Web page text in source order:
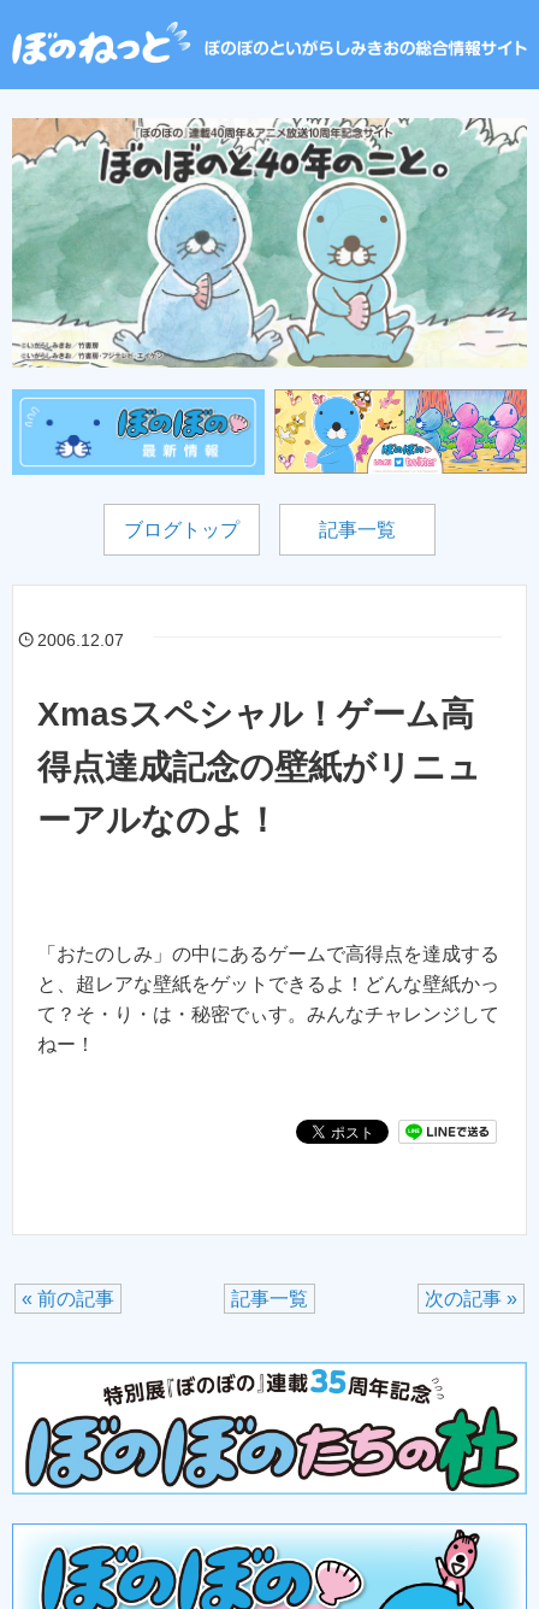
ブログトップ 記事一覧
2006.12.07
Xmasスペシャル！ゲーム高
得点達成記念の壁紙がリニュ
ーアルなのよ！
「おたのしみ」の中にあるゲームで高得点を達成する
と、超レアな壁紙をゲットできるよ！どんな壁紙かっ
て？そ・り・は・秘密でぃす。みんなチャレンジして
ねー！
次の記事 »
記事一覧
« 前の記事